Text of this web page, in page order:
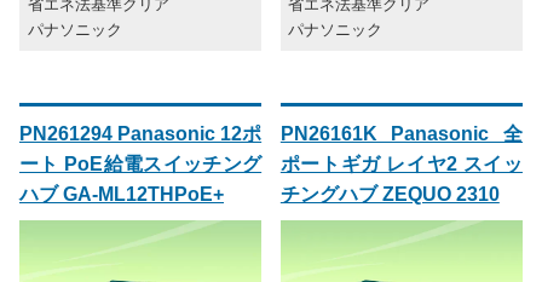
省エネ法基準クリア
パナソニック
省エネ法基準クリア
パナソニック
PN261294 Panasonic 12ポ
ート PoE給電スイッチング
ハブ GA-ML12THPoE+
PN26161K Panasonic 全
ポートギガ レイヤ2 スイッ
チングハブ ZEQUO 2310